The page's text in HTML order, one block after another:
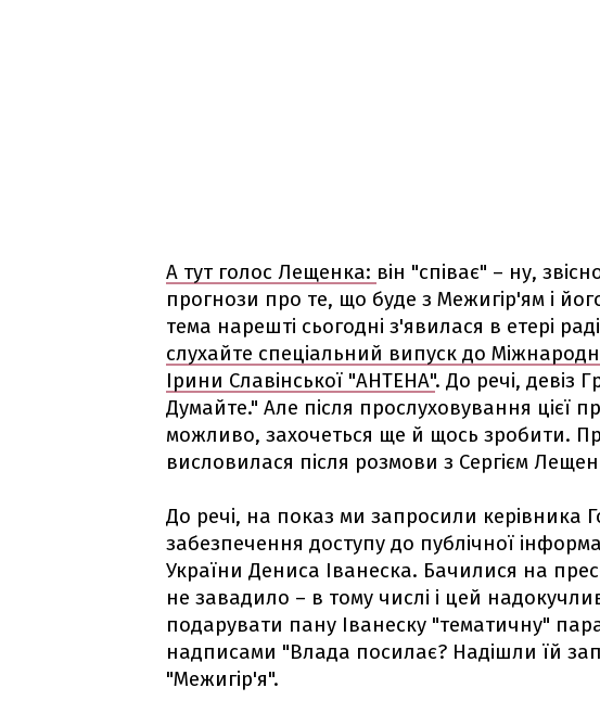
А тут голос Лещенка: він "співає" – ну,
прогнози про те, що буде з Межигір'ям і
тема нарешті сьогодні з'явилася в етері
слухайте спеціальний випуск до
Ірини Славінської "АНТЕНА". До речі, девіз
Думайте." Але після прослуховування цієї
можливо, захочеться ще й щось зробити.
висловилася після розмови з Сергієм
До речі, на показ ми запросили керівника
забезпечення доступу до публічної
України Дениса Іванеска. Бачилися на
не завадило – в тому числі і цей
подарувати пану Іванеску "тематичну"
надписами "Влада посилає? Надішли їй
"Межигір'я".